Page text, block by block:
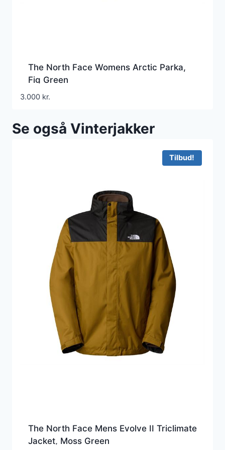
The North Face Womens Arctic Parka,
Fig Green
3.000 kr.
Se også Vinterjakker
Tilbud!
The North Face Mens Evolve II Triclimate
Jacket, Moss Green